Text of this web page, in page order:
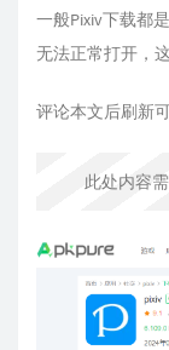
一般Pixiv下载都
无法正常打开，
评论本文后刷新
此处内容